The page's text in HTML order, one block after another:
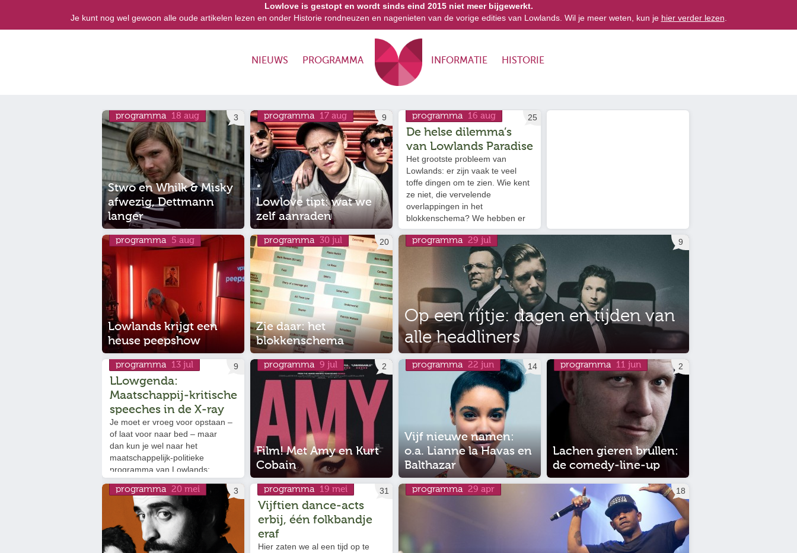
Lowlove is gestopt en wordt sinds eind 2015 niet meer bijgewerkt.
Je kunt nog wel gewoon alle oude artikelen lezen en onder Historie rondneuzen en nagenieten van de vorige edities van Lowlands. Wil je meer weten, kun je hier verder lezen
NIEUWS PROGRAMMA INFORMATIE HISTORIE
programma 18 aug
Stwo en Whilk & Misky
afwezig, Dettmann
langer
3 programma 17 aug
Lowlove tipt: wat we
zelf aanraden
9 programma 16 aug
De helse dilemma’s
van Lowlands Paradise
Het grootste probleem van
Lowlands: er zijn vaak te veel
toffe dingen om te zien. Wie kent
ze niet, die vervelende
overlappingen in het
blokkenschema? We hebben er
een aantal dilemma’s uitgelicht
waar we op de Lowlove-burelen
ook niet uitkomen en…
25
programma 5 aug
Lowlands krijgt een
heuse peepshow
programma 30 jul
Zie daar: het
blokkenschema
20 programma 29 jul
Op een rijtje: dagen en tijden van
alle headliners
9
programma 13 jul
LLowgenda:
Maatschappij-kritische
speeches in de X-ray
Je moet er vroeg voor opstaan –
of laat voor naar bed – maar
dan kun je wel naar het
maatschappelijk-politieke
programma van Lowlands:
zondagochtend tussen 11:30 en
12:30 volgen twaalf speeches van
even zoveel sprekers over de…
9 programma 9 jul
Film! Met Amy en Kurt
Cobain
2 programma 22 jun
Vijf nieuwe namen:
o.a. Lianne la Havas en
Balthazar
14 programma 11 jun
Lachen gieren brullen:
de comedy-line-up
2
programma 20 mei 3 programma 19 mei
Vijftien dance-acts
erbij, één folkbandje
eraf
Hier zaten we al een tijd op te
31 programma 29 apr 18